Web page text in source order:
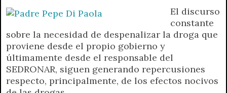
l
y
El discurso
constante
sobre la necesidad de despenalizar la droga que
proviene desde el propio gobierno y
últimamente desde el responsable del
SEDRONAR, siguen generando repercusiones
respecto, principalmente, de los efectos nocivos